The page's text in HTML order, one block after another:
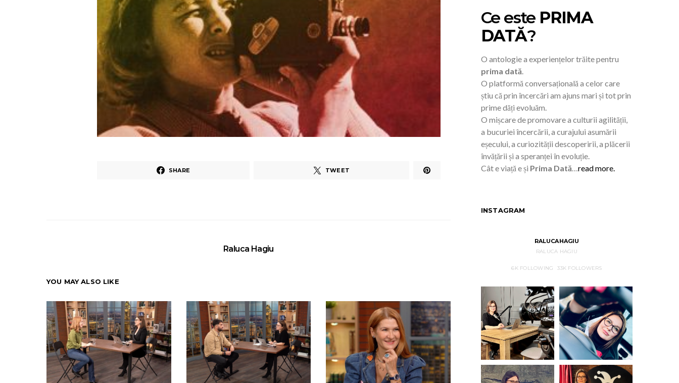
SHARE TWEET
Raluca Hagiu
YOU MAY ALSO LIKE
Ce este PRIMA
DATĂ?
O antologie a experiențelor trăite pentru
prima dată.
O platformă conversațională a celor care
știu că prin încercări am ajuns mari și tot prin
prime dăți evoluăm.
O mișcare de promovare a culturii agilității,
a bucuriei încercării, a curajului asumării
eșecului, a curiozității descoperirii, a plăcerii
învățării și a speranței în evoluție.
Cât e viață e și Prima Dată…read more.
INSTAGRAM
RALUCAHAGIU
RALUCA HAGIU
6KFOLLOWING 33K FOLLOWERS